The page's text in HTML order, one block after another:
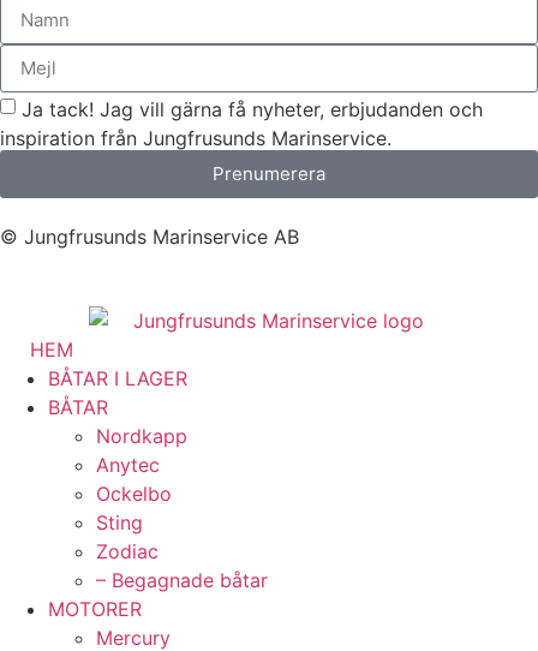
Ja tack! Jag vill gärna få nyheter, erbjudanden och
inspiration från Jungfrusunds Marinservice.
Prenumerera
© Jungfrusunds Marinservice AB
HEM
BÅTAR I LAGER
BÅTAR
Nordkapp
Anytec
Ockelbo
Sting
Zodiac
– Begagnade båtar
MOTORER
Mercury